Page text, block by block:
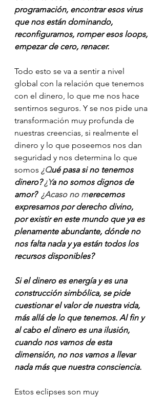
programación, encontrar esos virus
que nos están dominando,
reconfigurarnos, romper esos loops,
empezar de cero, renacer.
Todo esto se va a sentir a nivel
global con la relación que tenemos
con el dinero, lo que me nos hace
sentirnos seguros. Y se nos pide una
transformación muy profunda de
nuestras creencias, si realmente el
dinero y lo que poseemos nos dan
seguridad y nos determina lo que
somos ¿Qué pasa si no tenemos
dinero? ¿Ya no somos dignos de
amor? ¿Acaso no merecemos
expresarnos por derecho divino,
por existir en este mundo que ya es
plenamente abundante, dónde no
nos falta nada y ya están todos los
recursos disponibles?
Si el dinero es energía y es una
construcción simbólica, se pide
cuestionar el valor de nuestra vida,
más allá de lo que tenemos. Al fin y
al cabo el dinero es una ilusión,
cuando nos vamos de esta
dimensión, no nos vamos a llevar
nada más que nuestra consciencia.
Estos eclipses son muy